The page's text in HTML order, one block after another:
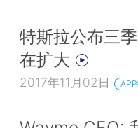
特斯拉公布三
在扩大
2017年11月02日